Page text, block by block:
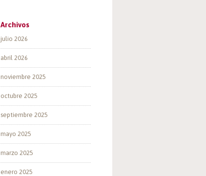
Archivos
julio 2026
abril 2026
noviembre 2025
octubre 2025
septiembre 2025
mayo 2025
marzo 2025
enero 2025